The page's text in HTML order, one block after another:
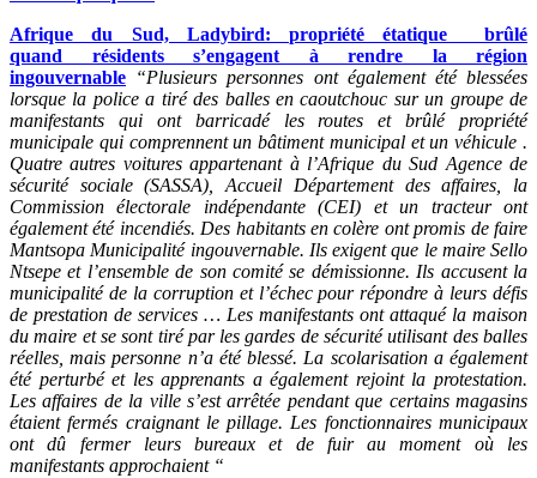
Afrique du Sud, Ladybird: propriété étatique brûlé
quand résidents s’engagent à rendre la région
ingouvernable “Plusieurs personnes ont également été blessées
lorsque la police a tiré des balles en caoutchouc sur un groupe de
manifestants qui ont barricadé les routes et brûlé propriété
municipale qui comprennent un bâtiment municipal et un véhicule .
Quatre autres voitures appartenant à l’Afrique du Sud Agence de
sécurité sociale (SASSA), Accueil Département des affaires, la
Commission électorale indépendante (CEI) et un tracteur ont
également été incendiés. Des habitants en colère ont promis de faire
Mantsopa Municipalité ingouvernable. Ils exigent que le maire Sello
Ntsepe et l’ensemble de son comité se démissionne. Ils accusent la
municipalité de la corruption et l’échec pour répondre à leurs défis
de prestation de services … Les manifestants ont attaqué la maison
du maire et se sont tiré par les gardes de sécurité utilisant des balles
réelles, mais personne n’a été blessé. La scolarisation a également
été perturbé et les apprenants a également rejoint la protestation.
Les affaires de la ville s’est arrêtée pendant que certains magasins
étaient fermés craignant le pillage. Les fonctionnaires municipaux
ont dû fermer leurs bureaux et de fuir au moment où les
manifestants approchaient “